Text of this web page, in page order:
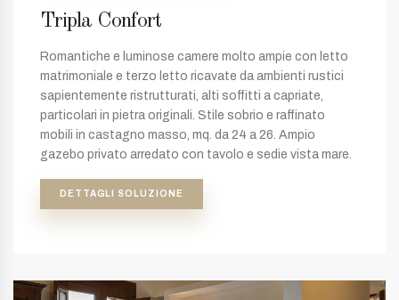
Tripla Confort
Romantiche e luminose camere molto ampie con letto
matrimoniale e terzo letto ricavate da ambienti rustici
sapientemente ristrutturati, alti soffitti a capriate,
particolari in pietra originali. Stile sobrio e raffinato
mobili in castagno masso, mq. da 24 a 26. Ampio
gazebo privato arredato con tavolo e sedie vista mare.
DETTAGLI SOLUZIONE